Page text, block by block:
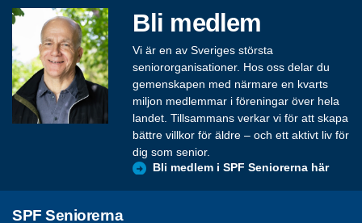
Bli medlem
Vi är en av Sveriges största
seniororganisationer. Hos oss delar du
gemenskapen med närmare en kvarts
miljon medlemmar i föreningar över hela
landet. Tillsammans verkar vi för att skapa
bättre villkor för äldre – och ett aktivt liv för
dig som senior.
Bli medlem i SPF Seniorerna här
SPF Seniorerna